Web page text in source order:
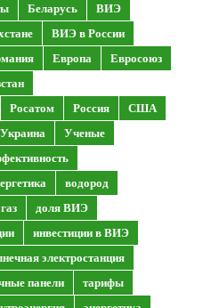
Беларусь
ВИЭ
ВИЭ в России
Европа
Евросоюз
Росатом Россия
США
Украина
Ученые
водород
газ
доля ВИЭ
инвестиции в ВИЭ
электростанция
панели
тарифы